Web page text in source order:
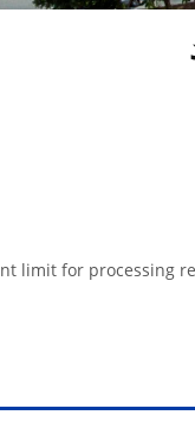
limit for processing